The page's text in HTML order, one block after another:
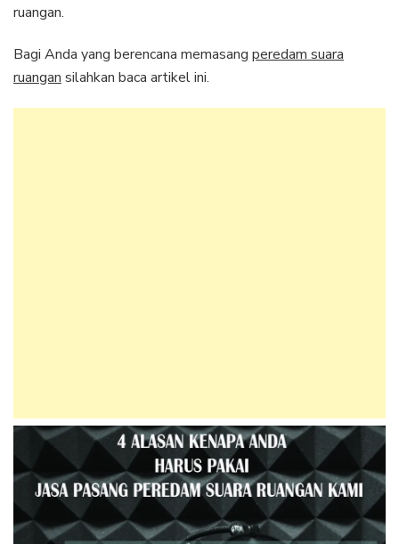
ruangan.
Bagi Anda yang berencana memasang peredam suara
ruangan silahkan baca artikel ini.